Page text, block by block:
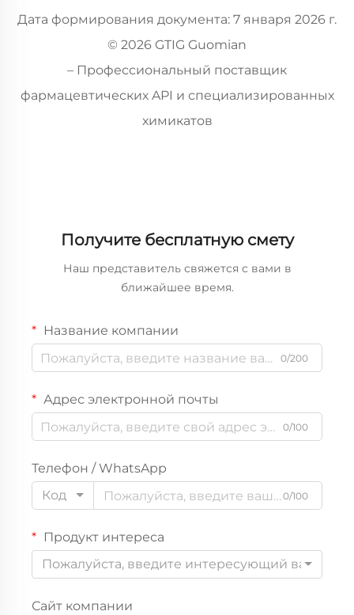
Дата формирования документа: 7 января 2026 г.
© 2026 GTIG Guomian
– Профессиональный поставщик
фармацевтических API и специализированных
химикатов
Получите бесплатную смету
Наш представитель свяжется с вами в
ближайшее время.
Название компании
0/200
Адрес электронной почты
0/100
Телефон / WhatsApp
Код
0/100
Продукт интереса
Пожалуйста, введите интересующий вас
Сайт компании